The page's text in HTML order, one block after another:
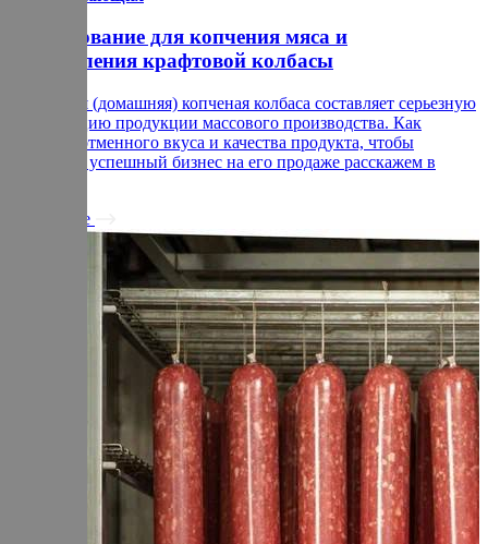
Оборудование для копчения мяса и
изготовления крафтовой колбасы
Крафтовая (домашняя) копченая колбаса составляет серьезную
конкуренцию продукции массового производства. Как
добиться отменного вкуса и качества продукта, чтобы
построить успешный бизнес на его продаже расскажем в
Подробнее